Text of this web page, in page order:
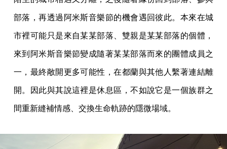
部落，再透過阿米斯音樂節的機會遇回彼此。本來在城
市裡可能只是來自某某部落、雙親是某某部落的個體，
來到阿米斯音樂節變成隨著某某部落而來的團體成員之
一，最終敞開更多可能性，在都蘭與其他人繫著連結離
開。因此與其說這裡是休息區，不如說它是一個族群之
間重新縫補情感、交換生命軌跡的隱微場域。